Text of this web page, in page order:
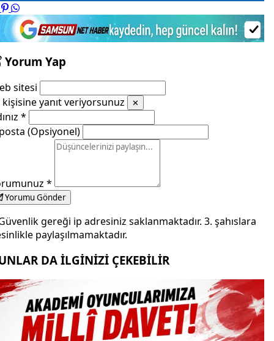
Yorum Yap
sitesi
kişisine yanıt veriyorsunuz
✕
*
(Opsiyonel)
*
Yorumu Gönder
gereği ip adresiniz saklanmaktadır. 3. şahıslara
paylaşılmamaktadır.
DA İLGİNİZİ ÇEKEBİLİR